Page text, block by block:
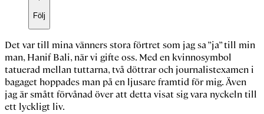
Följ
Det var till mina vänners stora förtret som jag sa ”ja” till min
man,Hanif Bali, när vi gifte oss. Med en kvinnosymbol
tatuerad mellan tuttarna, två döttrar och journalistexamen i
bagaget hoppades man på en ljusare framtid för mig. Även
jag är smått förvånad över att detta visat sig vara nyckeln till
ett lyckligt liv.